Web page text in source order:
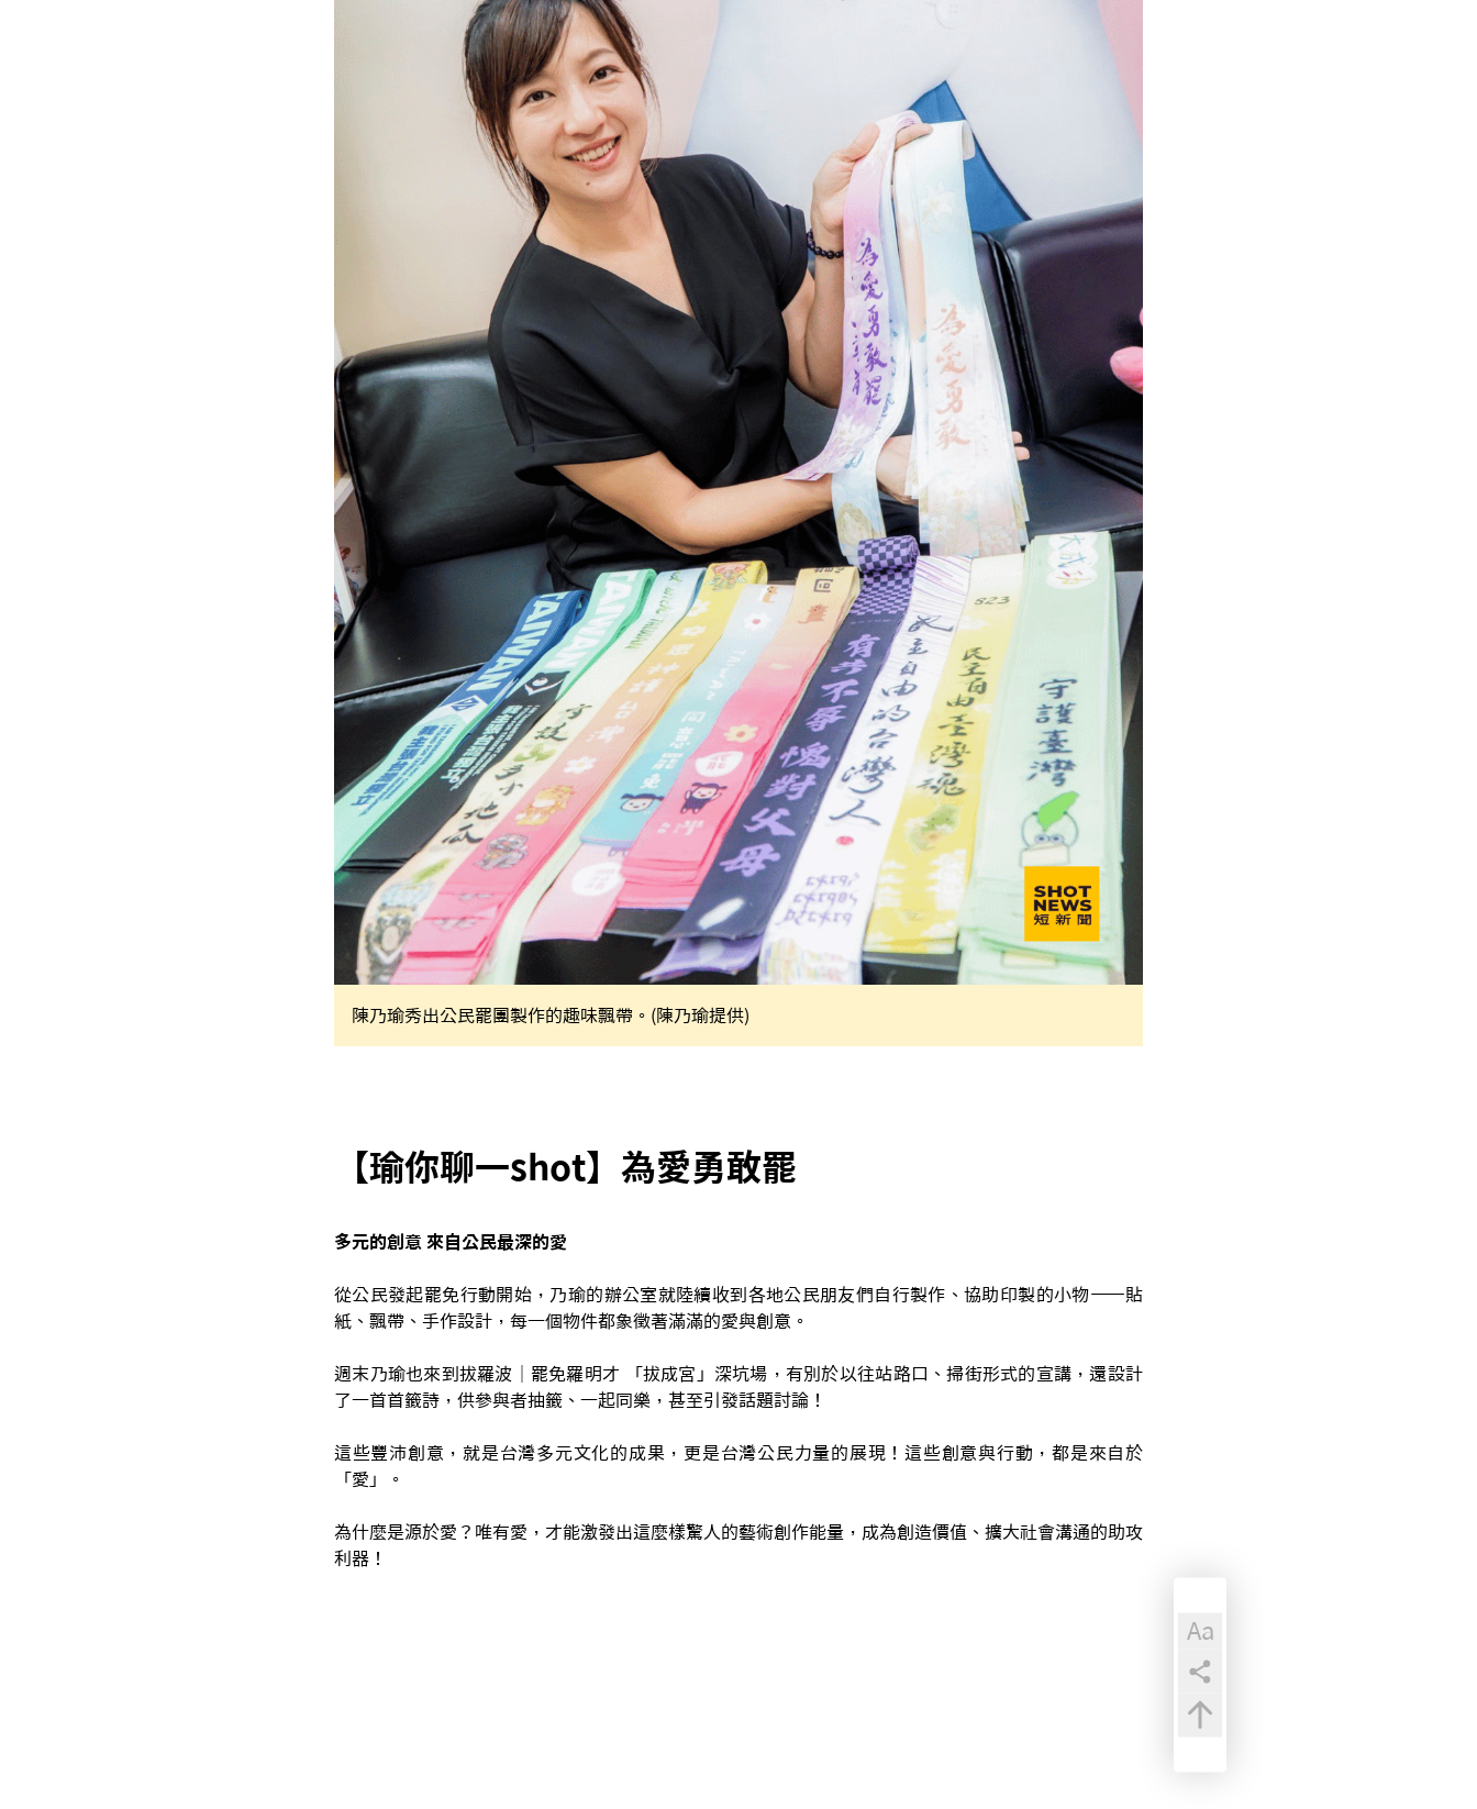
陳乃瑜秀出公民罷團製作的趣味飄帶。(陳乃瑜提供)
【瑜你聊一shot】為愛勇敢罷
多元的創意 來自公民最深的愛
從公民發起罷免行動開始，乃瑜的辦公室就陸續收到各地公民朋友們自行製作、協助印製的小物——貼
紙、飄帶、手作設計，每一個物件都象徵著滿滿的愛與創意。
週末乃瑜也來到拔羅波｜罷免羅明才 「拔成宮」深坑場，有別於以往站路口、掃街形式的宣講，還設計
了一首首籤詩，供參與者抽籤、一起同樂，甚至引發話題討論！
這些豐沛創意，就是台灣多元文化的成果，更是台灣公民力量的展現！這些創意與行動，都是來自於
「愛」。
為什麼是源於愛？唯有愛，才能激發出這麼樣驚人的藝術創作能量，成為創造價值、擴大社會溝通的助攻
利器！
Aa